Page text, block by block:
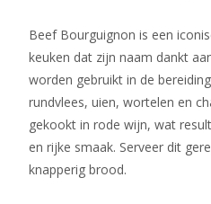
Beef Bourguignon is een
keuken dat zijn naam dankt
worden gebruikt in de
rundvlees, uien, wortelen en
gekookt in rode wijn, wat
en rijke smaak. Serveer dit
knapperig brood.